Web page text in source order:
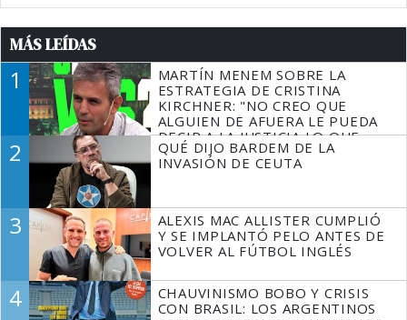
MÁS LEÍDAS
1
MARTÍN MENEM SOBRE LA
ESTRATEGIA DE CRISTINA
KIRCHNER: "NO CREO QUE
ALGUIEN DE AFUERA LE PUEDA
DECIR A LA JUSTICIA LO QUE
TIENE QUE HACER"
2
QUÉ DIJO BARDEM DE LA
INVASIÓN DE CEUTA
3
ALEXIS MAC ALLISTER CUMPLIÓ
Y SE IMPLANTÓ PELO ANTES DE
VOLVER AL FÚTBOL INGLÉS
4
CHAUVINISMO BOBO Y CRISIS
CON BRASIL: LOS ARGENTINOS